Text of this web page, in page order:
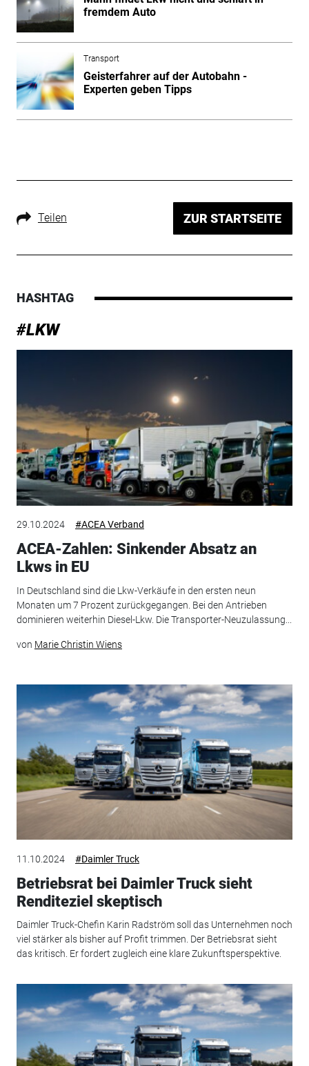
fremdem Auto
Transport
Geisterfahrer auf der Autobahn -
Experten geben Tipps
Teilen ZUR STARTSEITE
HASHTAG
#LKW
29.10.2024 #ACEA Verband
ACEA-Zahlen: Sinkender Absatz an
Lkws in EU
In Deutschland sind die Lkw-Verkäufe in den ersten neun
Monaten um 7 Prozent zurückgegangen. Bei den Antrieben
dominieren weiterhin Diesel-Lkw. Die Transporter-Neuzulassung...
von Marie Christin Wiens
11.10.2024 #Daimler Truck
Betriebsrat bei Daimler Truck sieht
Renditeziel skeptisch
Daimler Truck-Chefin Karin Radström soll das Unternehmen noch
viel stärker als bisher auf Profit trimmen. Der Betriebsrat sieht
das kritisch. Er fordert zugleich eine klare Zukunftsperspektive.